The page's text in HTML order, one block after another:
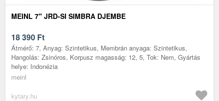
MEINL 7" JRD-SI SIMBRA DJEMBE
18 390 Ft
Átmérő: 7, Anyag: Szintetikus, Membrán anyaga: Szintetikus,
Hangolás: Zsinóros, Korpusz magasság: 12, 5, Tok: Nem, Gyártás
helye: Indonézia
meinl
kytary.hu